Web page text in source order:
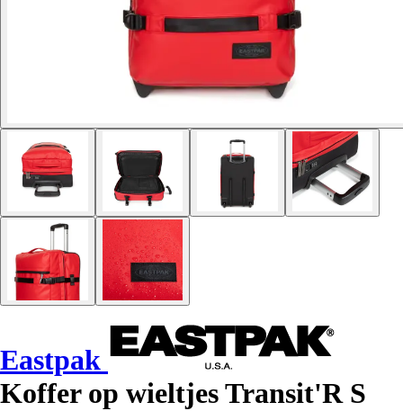
Eastpak
Koffer op wieltjes Transit'R S